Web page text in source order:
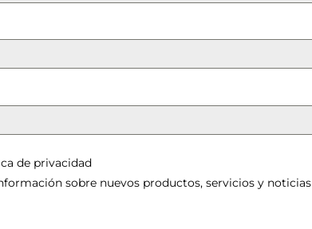
de privacidad
sobre nuevos productos, servicios y noticias